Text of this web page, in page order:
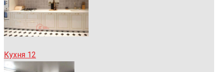
Кухня 12